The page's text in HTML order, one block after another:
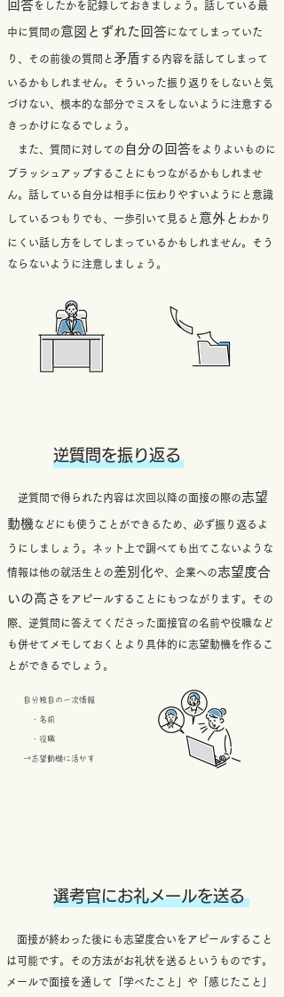
回答をしたかを記録しておきましょう。話している最
中に質問の意図とずれた回答になてしまっていた
り、その前後の質問と 矛盾する内容を話してしまって
いるかもしれません。そういった振り返りをしないと気
づけない、根本的な部分でミスをしないように注意する
きっかけになるでしょう。
​ また、質問に対しての 自分の回答をよりよいものに
ブラッシュアップすることにもつながるかもしれませ
ん。話している自分は相手に伝わりやすいようにと意識
しているつもりでも、一歩引いて見ると 意外と わかり
にくい話し方をしてしまっているかもしれません。そう
ならないように注意しましょう。
逆質問を振り返る
逆質問で得られた内容は次回以降の面接の際の志望
動機などにも使うことができるため、必ず振り返るよ
うにしましょう。ネット上で調べても出てこないような
情報は他の就活生との差別化や、企業への志望度合
いの高さ をアピールすることにもつながります。 ​その
際、逆質問に答えてくださった面接官の名前や役職など
も併せてメモしておくとより具体的に志望動機を作るこ
とができるでしょう。
自分独自の一次情報
・名前
​ ・役職
​→志望動機に活かす
選考官にお礼メールを送る
面接が終わった後にも志望度合いをアピールすること
は可能です。その方法がお礼状を送るというものです。
メールで面接を通して「学べたこと」や「感じたこと」